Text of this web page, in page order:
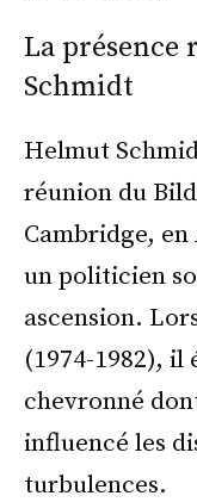
La
Schmidt
Helmut
réunion du
Cambridge,
un politicien
ascension.
(1974-1982),
chevronné
influencé les
turbulences.